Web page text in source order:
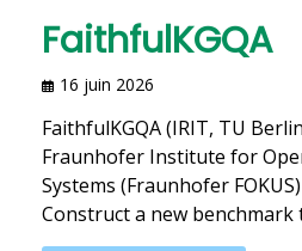
FaithfulKGQA
16 juin 2026
FaithfulKGQA (IRIT, TU
Fraunhofer Institute for
Systems (Fraunhofer
Construct a new benchmark